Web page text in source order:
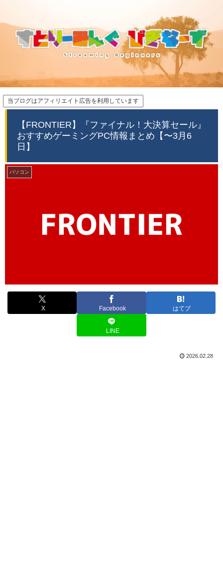
当ブログはアフィリエイト広告を利用しています
【FRONTIER】『ファイナル！大決算セール』
おすすめゲーミングPC情報まとめ【〜3月6
日】
パソコン
X Facebook はてブ
LINE
2026.02.28